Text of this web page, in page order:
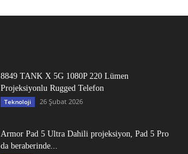
8849 TANK X 5G 1080P 220 Lümen
Projeksiyonlu Rugged Telefon
Teknoloji 26 Şubat 2026
Armor Pad 5 Ultra Dahili projeksiyon, Pad 5 Pro
da beraberinde...